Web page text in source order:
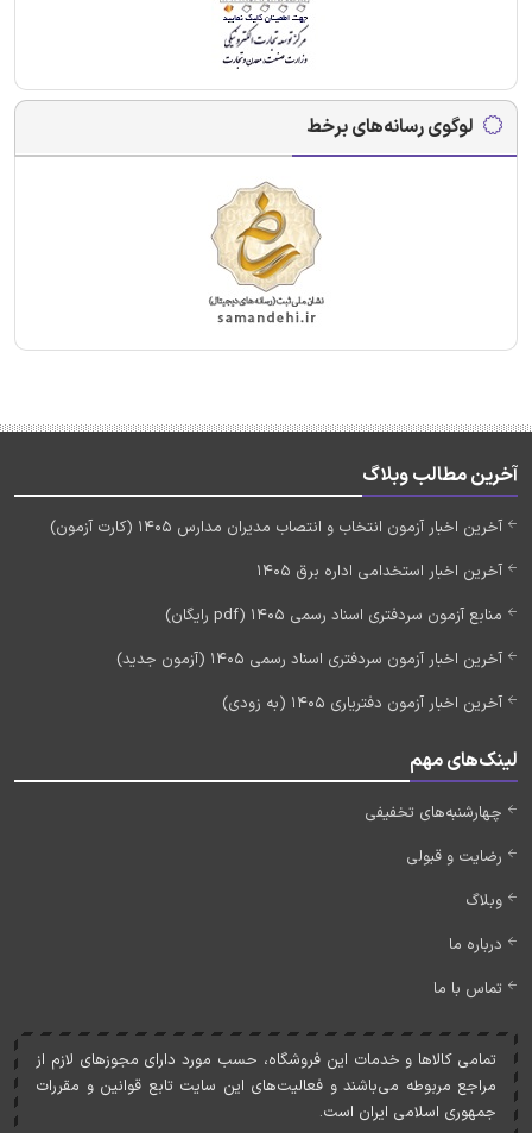
لوگوی رسانه‌های برخط
آخرین مطالب وبلاگ
آخرین اخبار آزمون انتخاب و انتصاب مدیران مدارس 1405 (کارت آزمون)
آخرین اخبار استخدامی اداره برق 1405
منابع آزمون سردفتری اسناد رسمی 1405 (pdf رایگان)
آخرین اخبار آزمون سردفتری اسناد رسمی 1405 (آزمون جدید)
آخرین اخبار آزمون دفتریاری 1405 (به زودی)
لینک‌های مهم
چهارشنبه‌های تخفیفی
رضایت و قبولی
وبلاگ
درباره ما
تماس با ما
تمامی کالاها و خدمات اين فروشگاه، حسب مورد دارای مجوزهای لازم از
مراجع مربوطه می‌باشند و فعاليت‌های اين سايت تابع قوانين و مقررات
جمهوری اسلامی ايران است.